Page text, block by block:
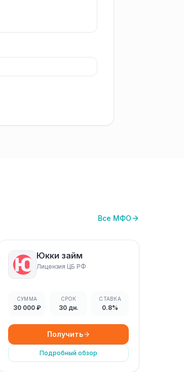
Все МФО
Юкки займ
Лицензия ЦБ РФ
СУММА
30 000 ₽
СРОК
30 дн.
СТАВКА
0.8%
Получить
Подробный обзор